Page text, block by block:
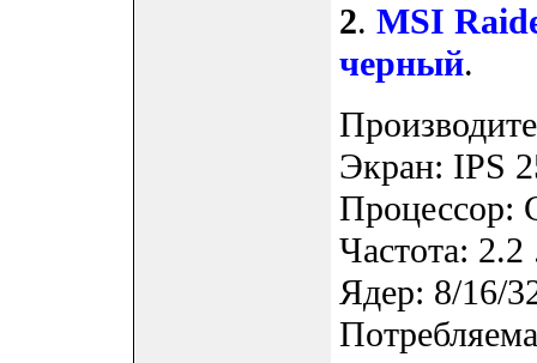
2. MSI
черный.
Экран: IPS
Процессор:
Частота:
Ядер: 8/16/